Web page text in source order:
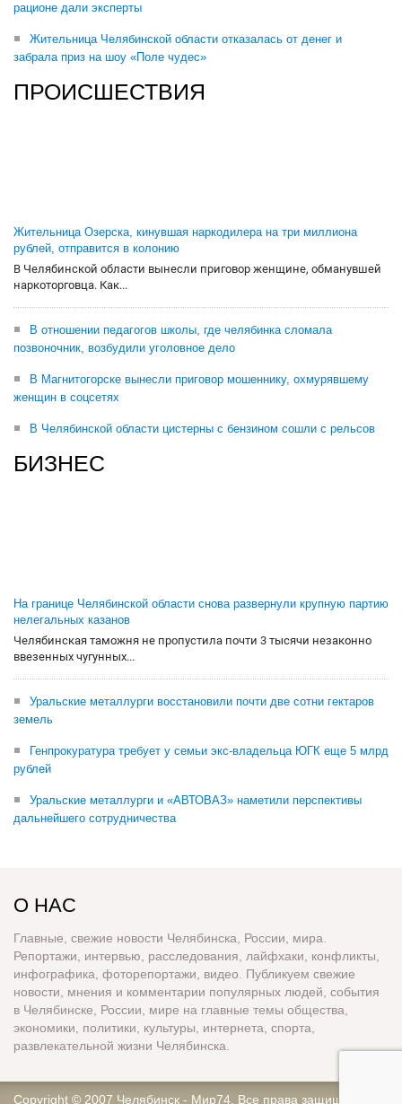
рационе дали эксперты
Жительница Челябинской области отказалась от денег и
забрала приз на шоу «Поле чудес»
ПРОИСШЕСТВИЯ
Жительница Озерска, кинувшая наркодилера на три миллиона
рублей, отправится в колонию
В Челябинской области вынесли приговор женщине, обманувшей
наркоторговца. Как...
В отношении педагогов школы, где челябинка сломала
позвоночник, возбудили уголовное дело
В Магнитогорске вынесли приговор мошеннику, охмурявшему
женщин в соцсетях
В Челябинской области цистерны с бензином сошли с рельсов
БИЗНЕС
На границе Челябинской области снова развернули крупную партию
нелегальных казанов
Челябинская таможня не пропустила почти 3 тысячи незаконно
ввезенных чугунных...
Уральские металлурги восстановили почти две сотни гектаров
земель
Генпрокуратура требует у семьи экс-владельца ЮГК еще 5 млрд
рублей
Уральские металлурги и «АВТОВАЗ» наметили перспективы
дальнейшего сотрудничества
О НАС
Главные, свежие новости Челябинска, России, мира.
Репортажи, интервью, расследования, лайфхаки, конфликты,
инфографика, фоторепортажи, видео. Публикуем свежие
новости, мнения и комментарии популярных людей, события
в Челябинске, России, мире на главные темы общества,
экономики, политики, культуры, интернета, спорта,
развлекательной жизни Челябинска.
Copyright © 2007 Челябинск - Мир74 . Все права защищены.